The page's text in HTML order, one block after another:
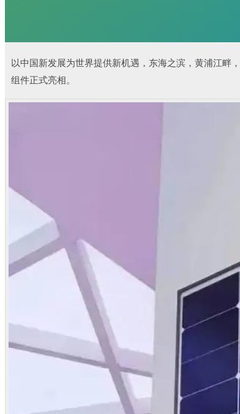
以中 国新发展为世界提供新机遇， 东海之滨，黄浦江畔，
组件正式亮相。